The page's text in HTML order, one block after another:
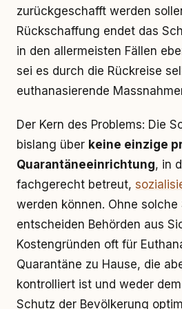
zurückgeschafft werden
Rückschaffung endet das
in den allermeisten Fällen
sei es durch die Rückreise
euthanasierende
Der Kern des Problems: Die
bislang über keine einzige
Quarantäneeinrichtung, in
fachgerecht betreut,
werden können. Ohne solche
entscheiden Behörden aus
Kostengründen oft für
Quarantäne zu Hause, die
kontrolliert ist und weder
Schutz der Bevölkerung